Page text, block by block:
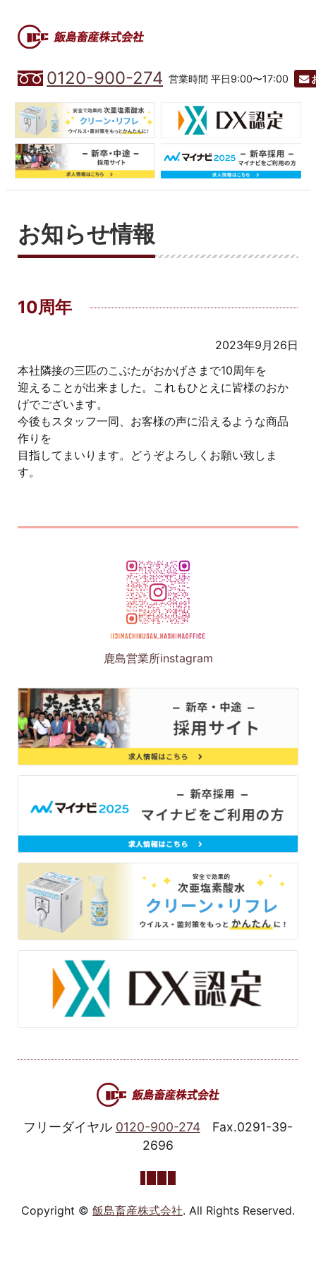
0120-900-274 営業時間 平日9:00〜17:00
お知らせ情報
10周年
2023年9月26日
本社隣接の三匹のこぶたがおかげさまで10周年を
迎えることが出来ました。これもひとえに皆様のおか
げでございます。
今後もスタッフ一同、お客様の声に沿えるような商品
作りを
目指してまいります。どうぞよろしくお願い致しま
す。
鹿島営業所instagram
フリーダイヤル 0120-900-274
Fax.0291-39-
2696
Copyright © 飯島畜産株式会社. All Rights Reserved.